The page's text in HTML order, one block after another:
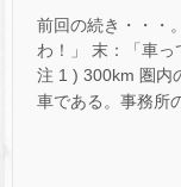
前回の続き・・・
わ！」 末：「車
注 1 ) 300km 圏内
車である。事務所